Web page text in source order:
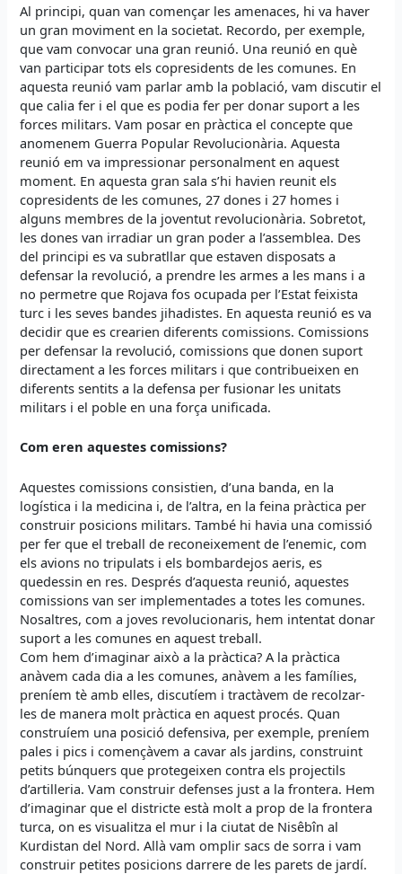
Al principi, quan van començar les amenaces, hi va haver
un gran moviment en la societat. Recordo, per exemple,
que vam convocar una gran reunió. Una reunió en què
van participar tots els copresidents de les comunes. En
aquesta reunió vam parlar amb la població, vam discutir el
que calia fer i el que es podia fer per donar suport a les
forces militars. Vam posar en pràctica el concepte que
anomenem Guerra Popular Revolucionària. Aquesta
reunió em va impressionar personalment en aquest
moment. En aquesta gran sala s’hi havien reunit els
copresidents de les comunes, 27 dones i 27 homes i
alguns membres de la joventut revolucionària. Sobretot,
les dones van irradiar un gran poder a l’assemblea. Des
del principi es va subratllar que estaven disposats a
defensar la revolució, a prendre les armes a les mans i a
no permetre que Rojava fos ocupada per l’Estat feixista
turc i les seves bandes jihadistes. En aquesta reunió es va
decidir que es crearien diferents comissions. Comissions
per defensar la revolució, comissions que donen suport
directament a les forces militars i que contribueixen en
diferents sentits a la defensa per fusionar les unitats
militars i el poble en una força unificada.
Com eren aquestes comissions?
Aquestes comissions consistien, d’una banda, en la
logística i la medicina i, de l’altra, en la feina pràctica per
construir posicions militars. També hi havia una comissió
per fer que el treball de reconeixement de l’enemic, com
els avions no tripulats i els bombardejos aeris, es
quedessin en res. Després d’aquesta reunió, aquestes
comissions van ser implementades a totes les comunes.
Nosaltres, com a joves revolucionaris, hem intentat donar
suport a les comunes en aquest treball.
Com hem d’imaginar això a la pràctica? A la pràctica
anàvem cada dia a les comunes, anàvem a les famílies,
preníem tè amb elles, discutíem i tractàvem de recolzar-
les de manera molt pràctica en aquest procés. Quan
construíem una posició defensiva, per exemple, preníem
pales i pics i començàvem a cavar als jardins, construint
petits búnquers que protegeixen contra els projectils
d’artilleria. Vam construir defenses just a la frontera. Hem
d’imaginar que el districte està molt a prop de la frontera
turca, on es visualitza el mur i la ciutat de Nisêbîn al
Kurdistan del Nord. Allà vam omplir sacs de sorra i vam
construir petites posicions darrere de les parets de jardí.